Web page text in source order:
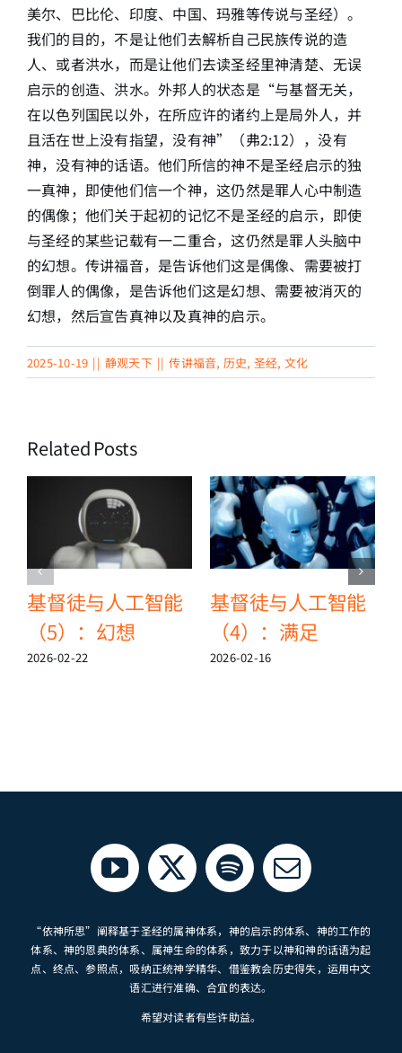
美尔、巴比伦、印度、中国、玛雅等传说与圣经）。
我们的目的，不是让他们去解析自己民族传说的造
人、或者洪水，而是让他们去读圣经里神清楚、无误
启示的创造、洪水。外邦人的状态是“与基督无关，
在以色列国民以外，在所应许的诸约上是局外人，并
且活在世上没有指望，没有神”（弗2:12），没有
神，没有神的话语。他们所信的神不是圣经启示的独
一真神，即使他们信一个神，这仍然是罪人心中制造
的偶像；他们关于起初的记忆不是圣经的启示，即使
与圣经的某些记载有一二重合，这仍然是罪人头脑中
的幻想。传讲福音，是告诉他们这是偶像、需要被打
倒罪人的偶像，是告诉他们这是幻想、需要被消灭的
幻想，然后宣告真神以及真神的启示。
2025-10-19 || 静观天下 || 传讲福音, 历史, 圣经, 文化
Related Posts
基督徒与人工智能
（5）：幻想
2026-02-22
基督徒与人工智能
（4）：满足
2026-02-16
“依神所思”阐释基于圣经的属神体系，神的启示的体系、神的工作的
体系、神的恩典的体系、属神生命的体系，致力于以神和神的话语为起
点、终点、参照点，吸纳正统神学精华、借鉴教会历史得失，运用中文
语汇进行准确、合宜的表达。
希望对读者有些许助益。